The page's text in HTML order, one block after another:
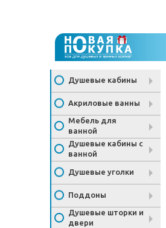
Душевые кабины
Акриловые ванны
Мебель для
ванной
Душевые кабины с
ванной
Душевые уголки
Поддоны
Душевые шторки и
двери